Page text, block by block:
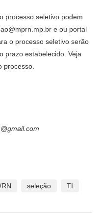
processo seletivo podem
e ou portal
o processo seletivo serão
prazo estabelecido. Veja
processo.
RN seleção TI